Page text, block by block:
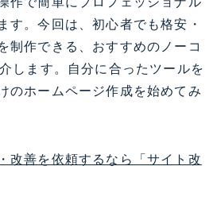
す。今回は、初心者でも格安・
制作できる、おすすめのノーコ
します。自分に合ったツールを
のホームページ作成を始めてみ
改善を依頼するなら「サイト改